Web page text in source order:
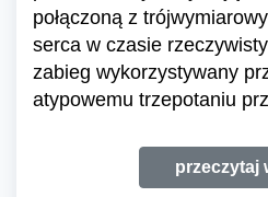
połączoną z
serca w czasie
zabieg wykorzystywany
atypowemu trzepotaniu
przeczytaj